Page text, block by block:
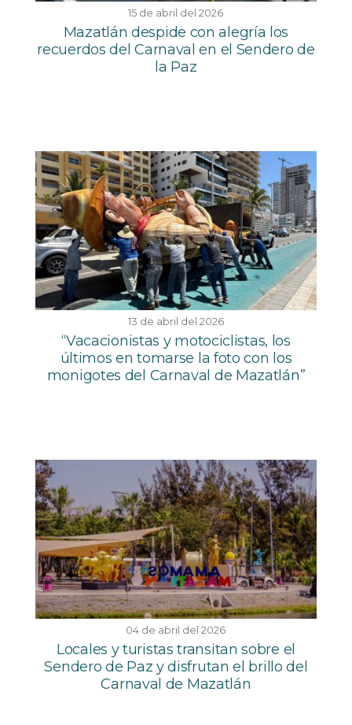
15 de abril del 2026
Mazatlán despide con alegría los
recuerdos del Carnaval en el Sendero de
la Paz
13 de abril del 2026
“Vacacionistas y motociclistas, los
últimos en tomarse la foto con los
monigotes del Carnaval de Mazatlán”
04 de abril del 2026
Locales y turistas transitan sobre el
Sendero de Paz y disfrutan el brillo del
Carnaval de Mazatlán